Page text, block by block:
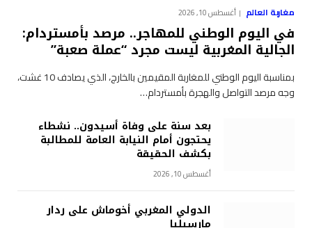
مغاربة العالم أغسطس 10, 2026
في اليوم الوطني للمهاجر.. مرصد بأمستردام:
الجالية المغربية ليست مجرد “عملة صعبة”
بمناسبة اليوم الوطني للمغاربة المقيمين بالخارج، الذي يصادف 10 غشت،
وجه مرصد التواصل والهجرة بأمستردام…
بعد سنة على وفاة أسيدون.. نشطاء
يحتجون أمام النيابة العامة للمطالبة
بكشف الحقيقة
أغسطس 10, 2026
الدولي المغربي أخوماش على ردار
مارسيليا